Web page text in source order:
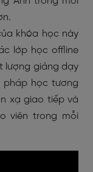
khóa học này
lớp học offline
lượng giảng dạy
học tương
xạ giao tiếp và
viên trong mỗi